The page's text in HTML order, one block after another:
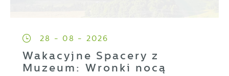
28 - 08 - 2026
Wakacyjne Spacery z
Muzeum: Wronki nocą